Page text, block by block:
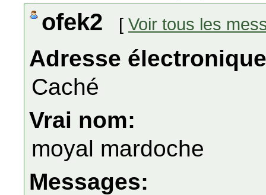
ofek2 [ Voir tous les
Adresse
Caché
Vrai nom:
moyal mardoche
Messages: